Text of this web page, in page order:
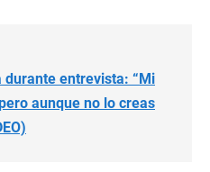
durante entrevista: “Mi
aunque no lo creas